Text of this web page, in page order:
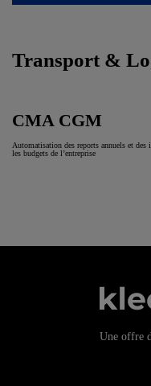
Transport &
CMA CGM
Automatisation des reports annuels et
les budgets de l’entreprise
Une offre